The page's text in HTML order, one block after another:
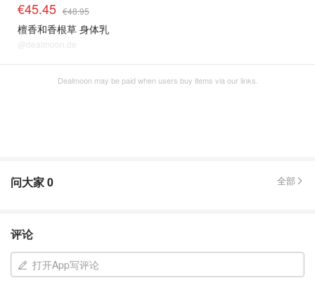
€45.45 €48.95
檀香和香根草 身体乳
@dealmoon.de
Dealmoon may be paid when users buy items via our links.
问大家0 全部
评论
打开App写评论